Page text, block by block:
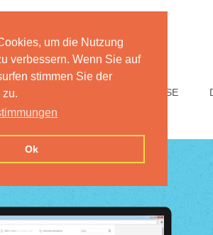
um die Nutzung
verbessern. Wenn Sie auf
stimmen Sie der
Ok
PREISE